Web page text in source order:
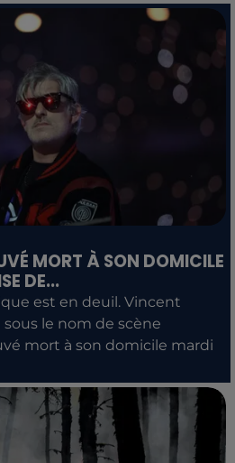
MORT À SON DOMICILE
DE...
est en deuil. Vincent
le nom de scène
mort à son domicile mardi